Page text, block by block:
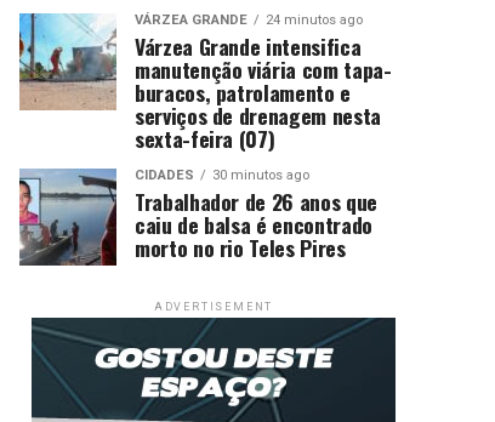
VÁRZEA GRANDE 24 minutos ago
Várzea Grande intensifica
manutenção viária com tapa-
buracos, patrolamento e
serviços de drenagem nesta
sexta-feira (07)
CIDADES 30 minutos ago
Trabalhador de 26 anos que
caiu de balsa é encontrado
morto no rio Teles Pires
ADVERTISEMENT